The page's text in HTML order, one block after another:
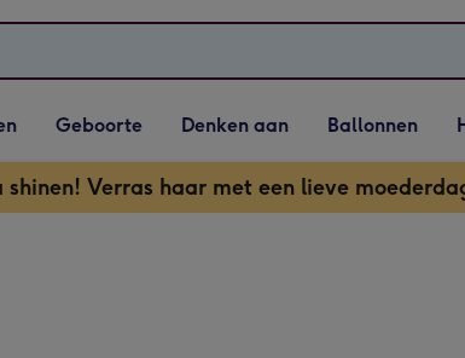
Vervolgkeuzelijst
Geboorte openen
Geboorte
Vervolgkeuzelijst
Denken aan openen
Denken aan
Vervolgkeuzelijst
Ballonnen openen
Ballonnen
shinen! Verras haar met een lieve